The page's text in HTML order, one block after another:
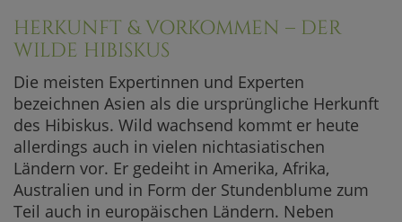
HERKUNFT & VORKOMMEN – DER
WILDE HIBISKUS
Die meisten Expertinnen und Experten
bezeichnen Asien als die ursprüngliche Herkunft
des Hibiskus. Wild wachsend kommt er heute
allerdings auch in vielen nichtasiatischen
Ländern vor. Er gedeiht in Amerika, Afrika,
Australien und in Form der Stundenblume zum
Teil auch in europäischen Ländern. Neben